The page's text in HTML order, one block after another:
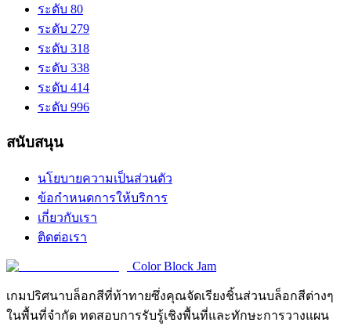
ระดับ 80
ระดับ 279
ระดับ 318
ระดับ 338
ระดับ 414
ระดับ 996
สนับสนุน
นโยบายความเป็นส่วนตัว
ข้อกำหนดการให้บริการ
เกี่ยวกับเรา
ติดต่อเรา
Color Block Jam
เกมปริศนาบล็อกสีที่ท้าทายซึ่งคุณจัดเรียงชิ้นส่วนบล็อกสีต่างๆ
ในพื้นที่จำกัด ทดสอบการรับรู้เชิงพื้นที่และทักษะการวางแผน